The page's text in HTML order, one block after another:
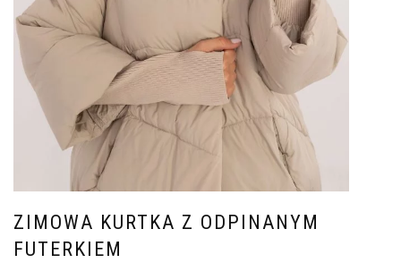
ZIMOWA KURTKA Z ODPINANYM
FUTERKIEM